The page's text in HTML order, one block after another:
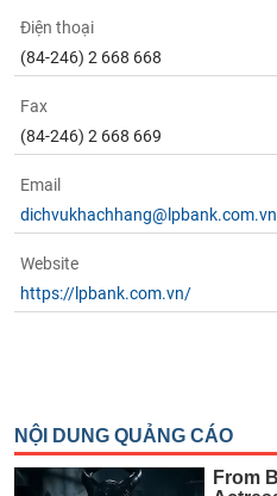
Điện thoại
(84-246) 2 668 668
Fax
(84-246) 2 668 669
Email
dichvukhachhang@lpbank.com.vn
Website
https://lpbank.com.vn/